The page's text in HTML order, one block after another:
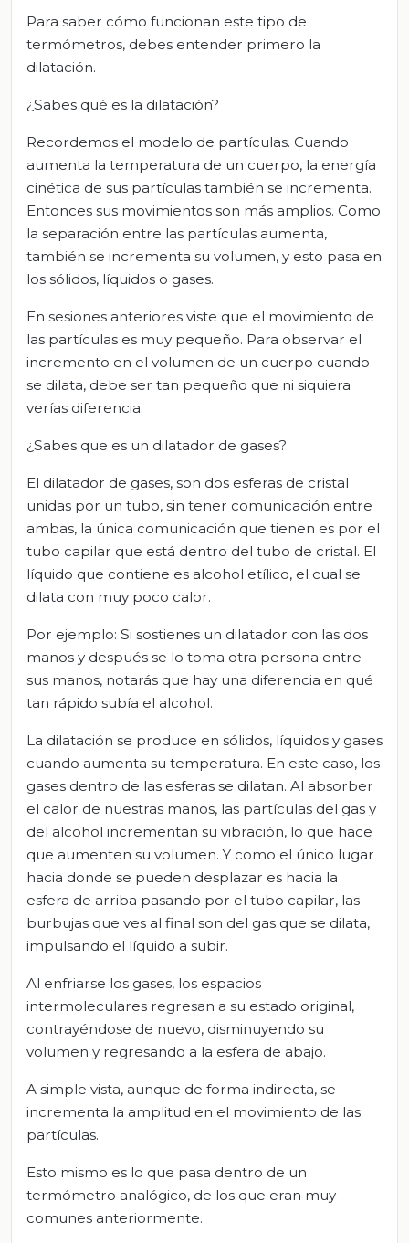
Para saber cómo funcionan este tipo de
termómetros, debes entender primero la
dilatación.
¿Sabes qué es la dilatación?
Recordemos el modelo de partículas. Cuando
aumenta la temperatura de un cuerpo, la energía
cinética de sus partículas también se incrementa.
Entonces sus movimientos son más amplios. Como
la separación entre las partículas aumenta,
también se incrementa su volumen, y esto pasa en
los sólidos, líquidos o gases.
En sesiones anteriores viste que el movimiento de
las partículas es muy pequeño. Para observar el
incremento en el volumen de un cuerpo cuando
se dilata, debe ser tan pequeño que ni siquiera
verías diferencia.
¿Sabes que es un dilatador de gases?
El dilatador de gases, son dos esferas de cristal
unidas por un tubo, sin tener comunicación entre
ambas, la única comunicación que tienen es por el
tubo capilar que está dentro del tubo de cristal. El
líquido que contiene es alcohol etílico, el cual se
dilata con muy poco calor.
Por ejemplo: Si sostienes un dilatador con las dos
manos y después se lo toma otra persona entre
sus manos, notarás que hay una diferencia en qué
tan rápido subía el alcohol.
La dilatación se produce en sólidos, líquidos y gases
cuando aumenta su temperatura. En este caso, los
gases dentro de las esferas se dilatan. Al absorber
el calor de nuestras manos, las partículas del gas y
del alcohol incrementan su vibración, lo que hace
que aumenten su volumen. Y como el único lugar
hacia donde se pueden desplazar es hacia la
esfera de arriba pasando por el tubo capilar, las
burbujas que ves al final son del gas que se dilata,
impulsando el líquido a subir.
Al enfriarse los gases, los espacios
intermoleculares regresan a su estado original,
contrayéndose de nuevo, disminuyendo su
volumen y regresando a la esfera de abajo.
A simple vista, aunque de forma indirecta, se
incrementa la amplitud en el movimiento de las
partículas.
Esto mismo es lo que pasa dentro de un
termómetro analógico, de los que eran muy
comunes anteriormente.